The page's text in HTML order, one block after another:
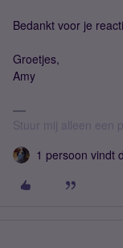
Bedankt voor je
Groetjes,
Amy
Stuur mij alleen een
1 persoon vindt